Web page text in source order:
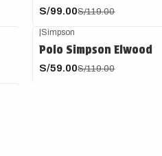
S/99.00S/119.00
|Simpson
Polo Simpson Elwood
S/59.00S/119.00